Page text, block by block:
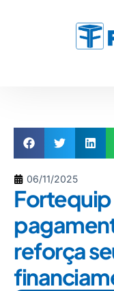
06/11/2025
reforça